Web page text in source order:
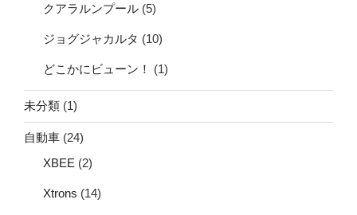
クアラルンプール (5)
ジョグジャカルタ (10)
どこかにビューン！ (1)
未分類 (1)
自動車 (24)
XBEE (2)
Xtrons (14)